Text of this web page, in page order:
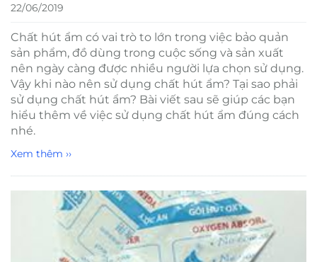
22/06/2019
Chất hút ẩm có vai trò to lớn trong việc bảo quản
sản phẩm, đồ dùng trong cuộc sống và sản xuất
nên ngày càng được nhiều người lựa chọn sử dụng.
Vậy khi nào nên sử dụng chất hút ẩm? Tại sao phải
sử dụng chất hút ẩm? Bài viết sau sẽ giúp các bạn
hiểu thêm về việc sử dụng chất hút ẩm đúng cách
nhé.
Xem thêm ››